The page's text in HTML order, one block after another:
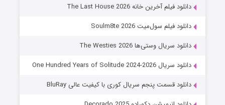
قسمت۲ (زیرنویس) منتشر شد
دانلود فیلم آخرین خانه The Last House 2026
دانلود فیلم سول‌میت Soulm8te 2026
دانلود سریال وستی‌ها The Westies 2026
دانلود سریال One Hundred Years of Solitude 2024-2026
دانلود قسمت پنجم سریال کوری با کیفیت عالی BluRay